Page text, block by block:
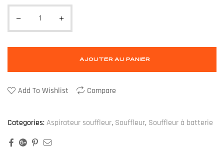
AJOUTER AU PANIER
Add To Wishlist Compare
Categories:Aspirateur souffleur, Souffleur, Souffleur à batterie
Facebook
Google+Pinterest